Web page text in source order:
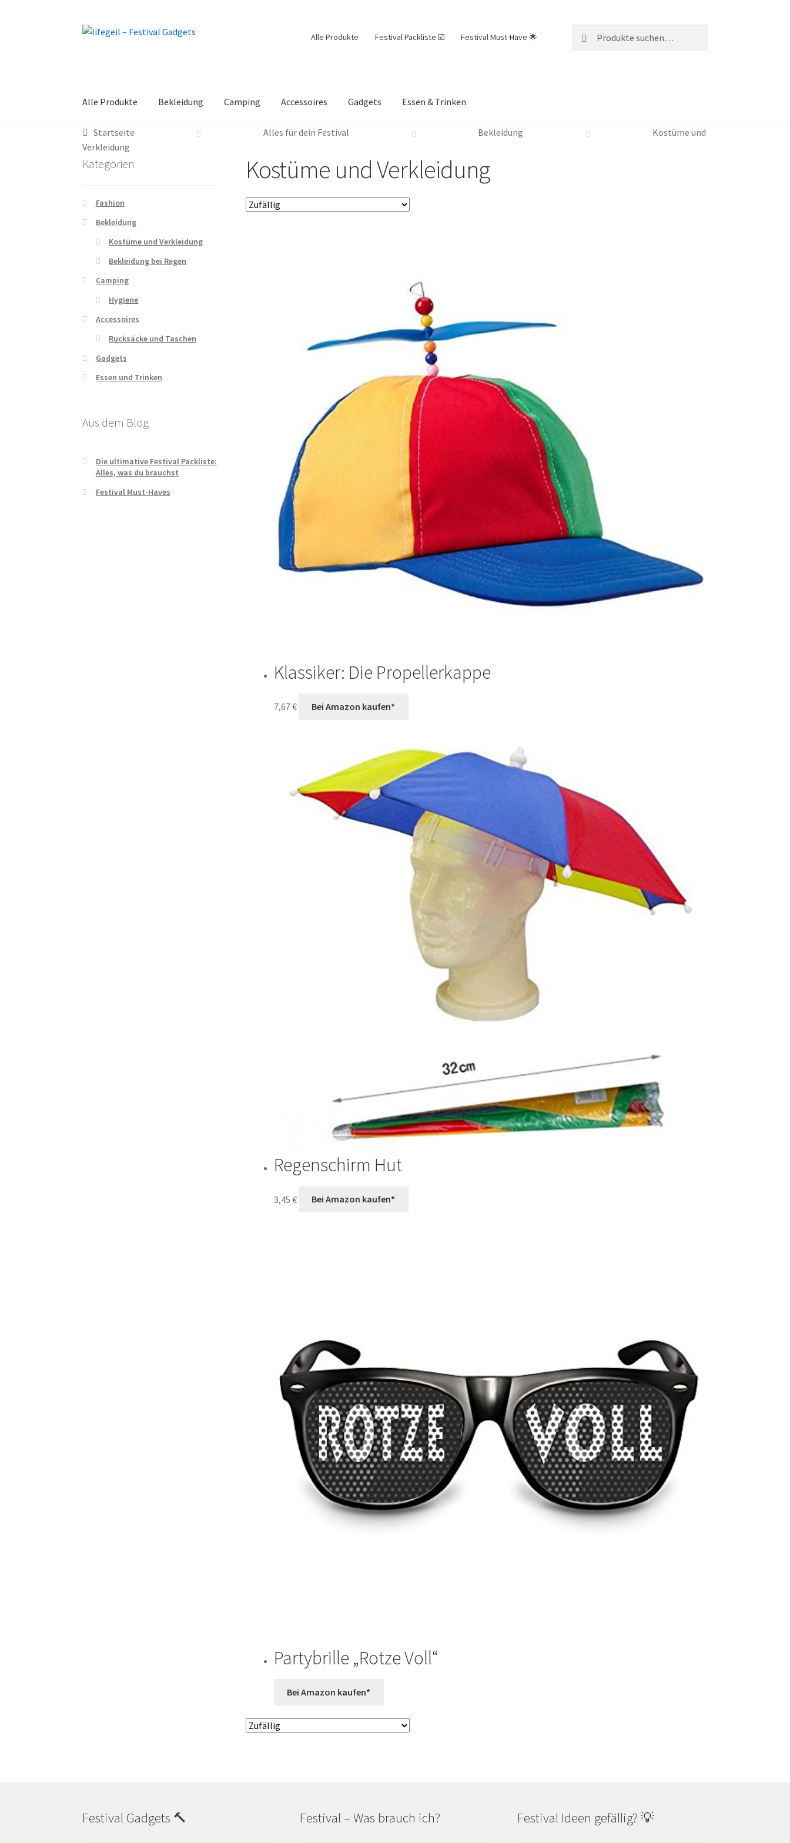
Zur
Zum
Alle Produkte Festival Packliste ☑️ Festival Must-Have 🌟
nach:
Alle Produkte Bekleidung Camping Accessoires Gadgets Essen & Trinken
Startseite Alles für dein Festival Bekleidung
Kostüme und
Verkleidung
Kostüme und Verkleidung
Klassiker: Die Propellerkappe
7,67€ Bei Amazon kaufen*
Regenschirm Hut
3,45 € Bei Amazon kaufen*
Partybrille „Rotze Voll“
Bei Amazon kaufen*
Kategorien
Fashion
Bekleidung
Kostüme und Verkleidung
Bekleidung bei Regen
Camping
Hygiene
Accessoires
Rucksäcke und Taschen
Gadgets
Essen und Trinken
Aus dem Blog
Die ultimative Festival Packliste:
Alles, was du brauchst
Festival Must-Haves
Festival Gadgets 🔨 Festival – Was brauch ich? Festival Ideen gefällig? 💡